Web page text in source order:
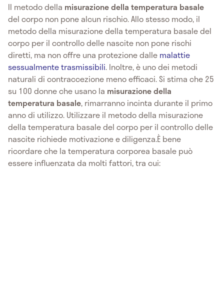
Il metodo della misurazione della temperatura basale
del corpo non pone alcun rischio. Allo stesso modo, il
metodo della misurazione della temperatura basale del
corpo per il controllo delle nascite non pone rischi
diretti, ma non offre una protezione dalle malattie
sessualmente trasmissibili. Inoltre, è uno dei metodi
naturali di contraccezione meno efficaci. Si stima che 25
su 100 donne che usano la misurazione della
temperatura basale, rimarranno incinta durante il primo
anno di utilizzo. Utilizzare il metodo della misurazione
della temperatura basale del corpo per il controllo delle
nascite richiede motivazione e diligenza.È bene
ricordare che la temperatura corporea basale può
essere influenzata da molti fattori, tra cui: